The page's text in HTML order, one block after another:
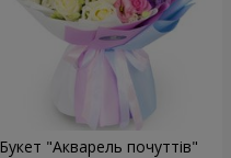
Букет "Акварель почуттів"